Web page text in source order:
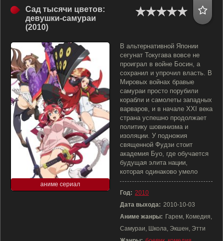
Сад тысячи цветов:
девушки-самураи
(2010)
аниме сериал
В альтернативной Японии
сегунат Токугава вовсе не
проиграл в войне Босин, а
сохранил и упрочил власть. В
Мировых войнах бравые
самураи просто порубили
корабли и самолеты западных
варваров, и в начале XXI века
страна успешно продолжает
политику шовинизма и
изоляции. У подножия
священной Фудзи стоит
академия Буо, где обучается
будущая элита нации,
которая одинаково умело
Год: 2010
Дата выхода: 2010-10-03
Аниме жанры: Гарем, Комедия,
Самураи, Школа, Экшен, Этти